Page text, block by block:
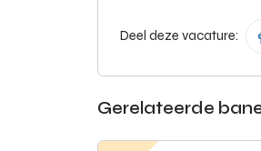
Deel deze vacature:
Gerelateerde